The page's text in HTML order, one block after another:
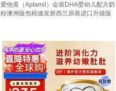
爱他美（Aptamil）金装DHA婴幼儿配方奶
粉澳洲版包税速发新西兰原装进口升级版